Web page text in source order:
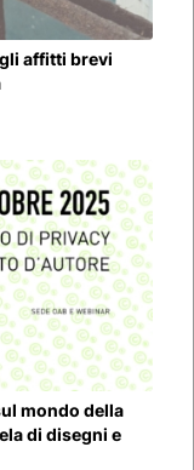
affitti brevi
mondo della
di disegni e